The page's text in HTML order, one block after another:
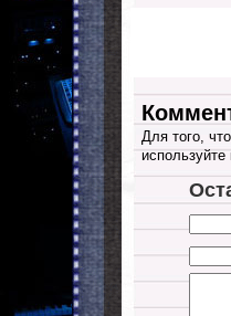
Для того,
используйте